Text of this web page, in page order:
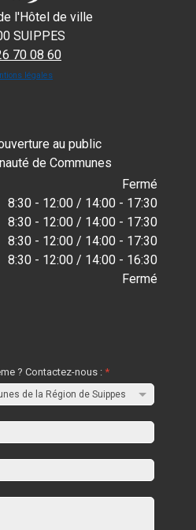
l'Hôtel de ville
SUIPPES
70 08 60
légales
au public
de Communes
Fermé
8:30 - 12:00 / 14:00 - 17:30
8:30 - 12:00 / 14:00 - 17:30
8:30 - 12:00 / 14:00 - 17:30
8:30 - 12:00 / 14:00 - 16:30
Fermé
? Contactez-nous :*